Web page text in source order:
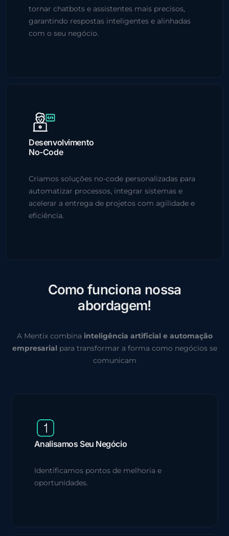
tornar chatbots e assistentes mais precisos,
garantindo respostas inteligentes e alinhadas
com o seu negócio.
Desenvolvimento
No-Code
Criamos soluções no-code personalizadas para
automatizar processos, integrar sistemas e
acelerar a entrega de projetos com agilidade e
eficiência.
Como funciona nossa
abordagem!
A Mentix combina inteligência artificial e automação
empresarial para transformar a forma como negócios se
comunicam
Analisamos Seu Negócio
Identificamos pontos de melhoria e
oportunidades.